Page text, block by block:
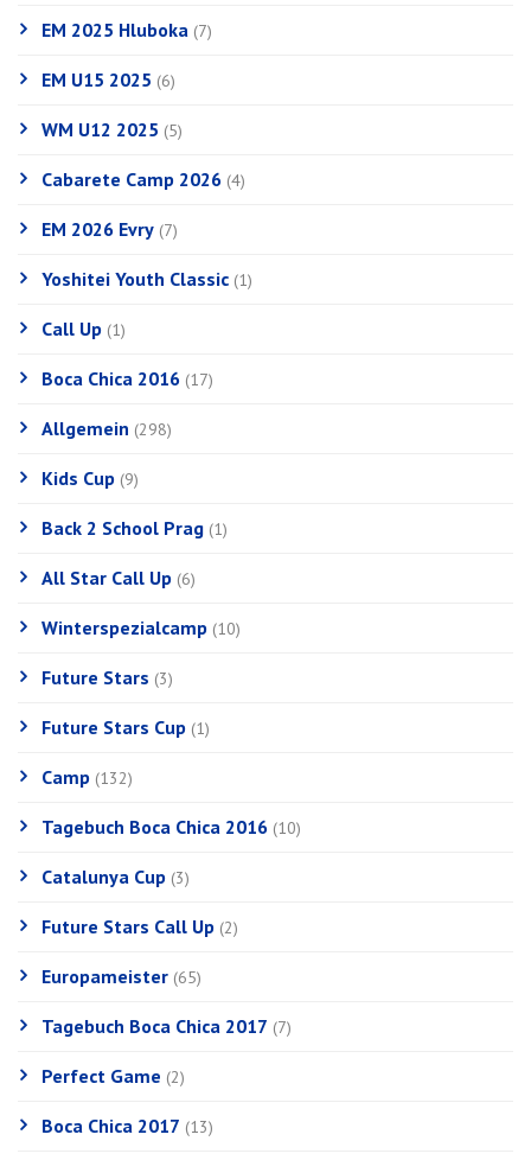
EM 2025 Hluboka (7)
EM U15 2025 (6)
WM U12 2025 (5)
Cabarete Camp 2026 (4)
EM 2026 Evry (7)
Yoshitei Youth Classic (1)
Call Up (1)
Boca Chica 2016 (17)
Allgemein (298)
Kids Cup (9)
Back 2 School Prag (1)
All Star Call Up (6)
Winterspezialcamp (10)
Future Stars (3)
Future Stars Cup (1)
Camp (132)
Tagebuch Boca Chica 2016 (10)
Catalunya Cup (3)
Future Stars Call Up (2)
Europameister (65)
Tagebuch Boca Chica 2017 (7)
Perfect Game (2)
Boca Chica 2017 (13)